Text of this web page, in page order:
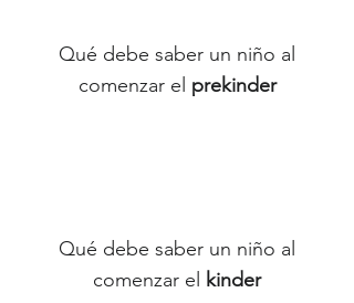
Qué debe saber un niño al
comenzar el prekinder
Qué debe saber un niño al
comenzar el kinder